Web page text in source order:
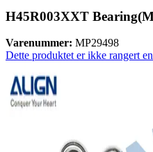
H45R003XXT
Varenummer: MP29498
Dette produktet er ikke rangert